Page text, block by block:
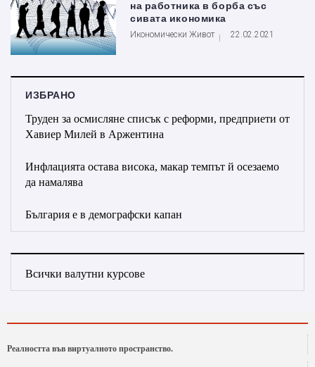
на работника в борба със
сивата икономика
Икономически Живот 22.02.2021
ИЗБРАНО
Труден за осмисляне списък с реформи, предприети от
Хавиер Милей в Аржентина
Инфлацията остава висока, макар темпът й осезаемо
да намалява
България е в демографски капан
Всички валутни курсове
Реалността във виртуалното пространство.